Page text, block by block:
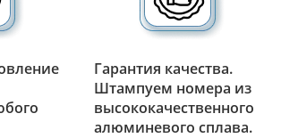
Гарантия качества.
Штампуем номера из
высококачественного
алюминевого сплава.